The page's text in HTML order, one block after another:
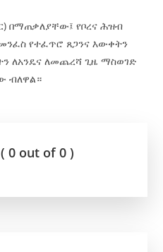
በማጠቃለያቸው፤ የቦረና ሕዝብ
የተፈጥሮ ጸጋንና እውቀትን
ለአንዴና ለመጨረሻ ጊዜ ማስወገድ
ብለዋል።
0 out of 0 )